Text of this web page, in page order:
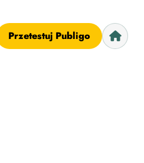
Przetestuj Publigo